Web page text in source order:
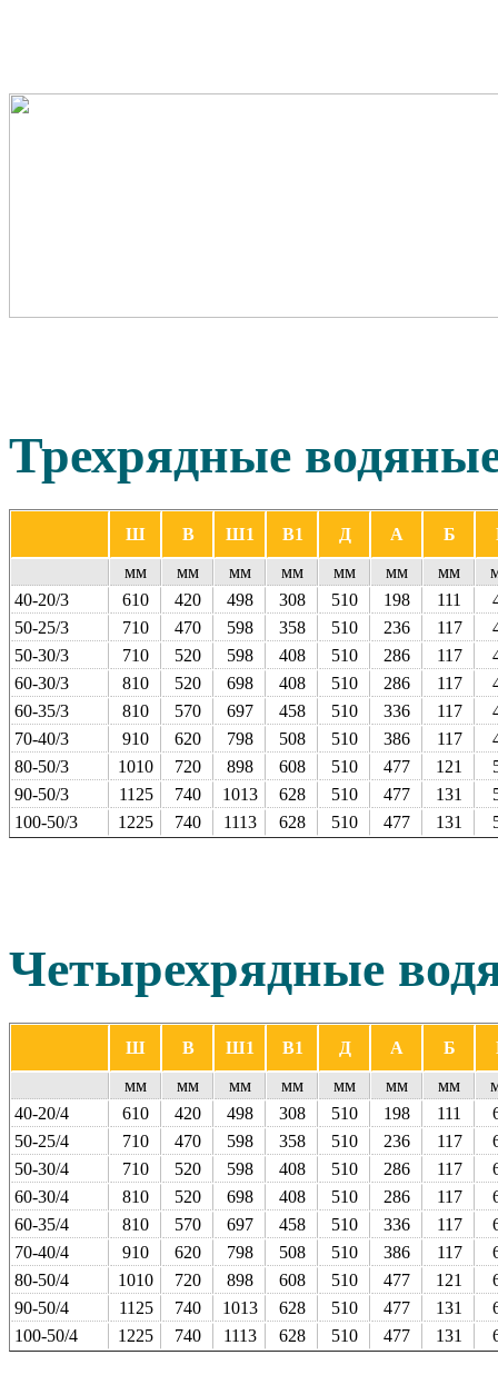
Трехрядные
Ш В Ш1 В1 Д А Б
мм
мм мм мм мм мм мм
40-20/3
610 420 498 308 510 198 111
50-25/3
710 470 598 358 510 236 117
50-30/3
710 520 598 408 510 286 117
60-30/3
810 520 698 408 510 286 117
60-35/3
810 570 697 458 510 336 117
70-40/3
910 620 798 508 510 386 117
80-50/3
1010 720 898 608 510 477 121
90-50/3
1125 740 1013 628 510 477 131
100‑50/3
1225 740 1113 628 510 477 131
Четырехрядные
Ш В Ш1 В1 Д А Б
мм
мм мм мм мм мм мм
40-20/4
610 420 498 308 510 198 111
50-25/4
710 470 598 358 510 236 117
50-30/4
710 520 598 408 510 286 117
60-30/4
810 520 698 408 510 286 117
60-35/4
810 570 697 458 510 336 117
70-40/4
910 620 798 508 510 386 117
80-50/4
1010 720 898 608 510 477 121
90-50/4
1125 740 1013 628 510 477 131
100‑50/4
1225 740 1113 628 510 477 131